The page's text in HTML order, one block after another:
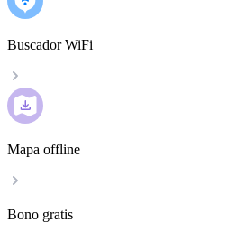
Buscador WiFi
Mapa offline
Bono gratis